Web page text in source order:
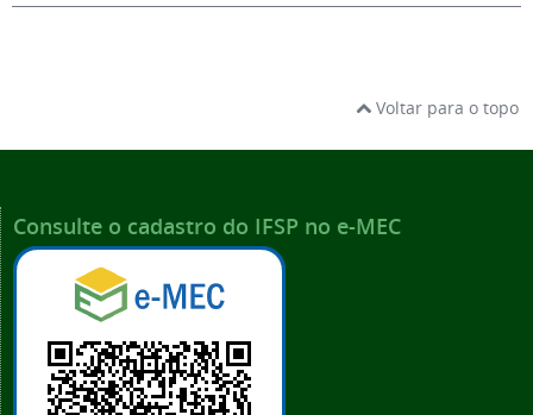
Voltar para o topo
Consulte o cadastro do IFSP no e-MEC